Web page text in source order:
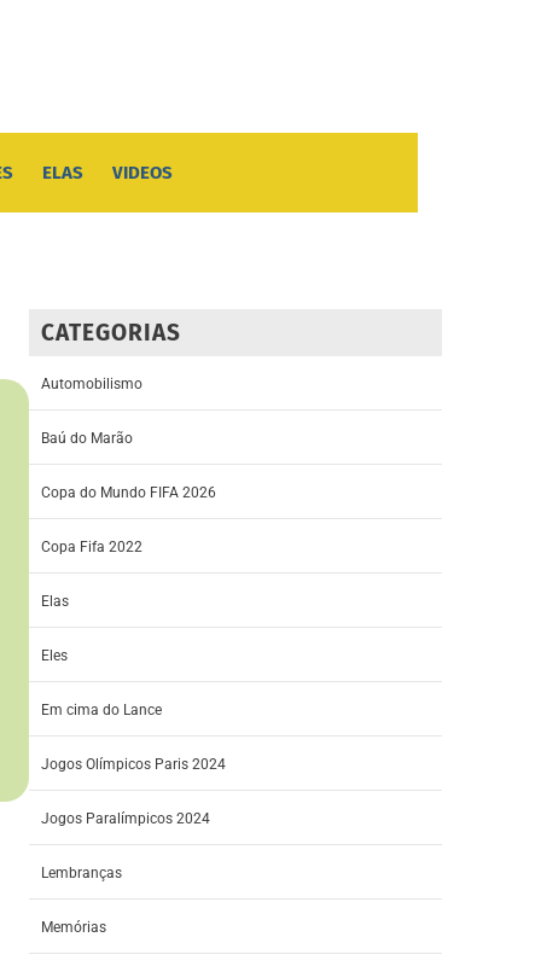
ELAS VIDEOS
CATEGORIAS
Automobilismo
Baú do Marão
Copa do Mundo FIFA 2026
Copa Fifa 2022
Elas
Eles
Em cima do Lance
Jogos Olímpicos Paris 2024
Jogos Paralímpicos 2024
Lembranças
Memórias